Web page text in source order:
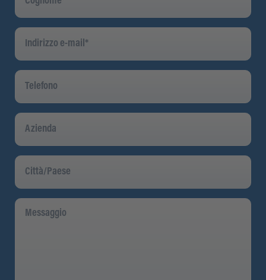
Indirizzo
Telefono
Azienda
Città/Paese
Messaggio